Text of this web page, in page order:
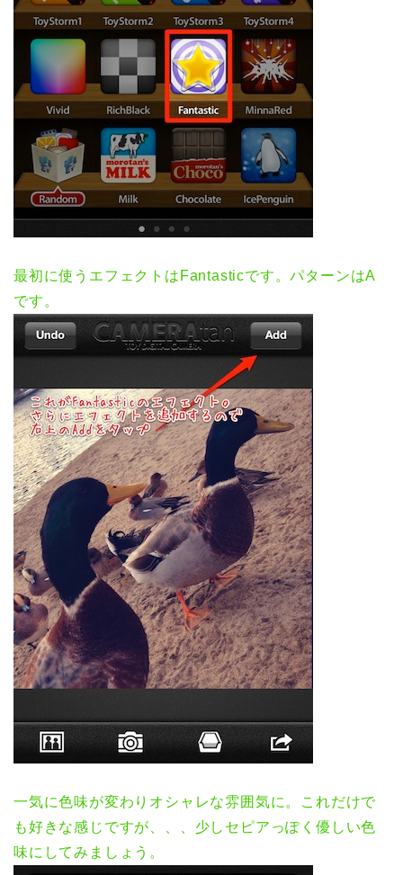
最初に使うエフェクトはFantasticです。パターンはA
です。
一気に色味が変わりオシャレな雰囲気に。これだけで
も好きな感じですが、、、少しセピアっぽく優しい色
味にしてみましょう。